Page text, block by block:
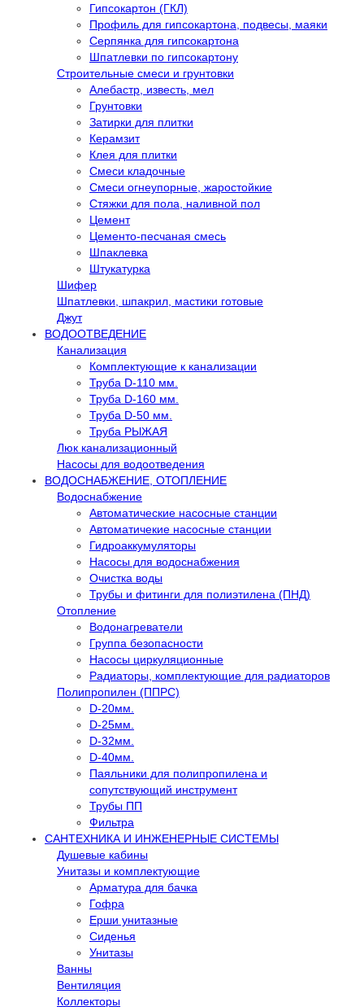
Гипсокартон (ГКЛ)
Профиль для гипсокартона, подвесы, маяки
Серпянка для гипсокартона
Шпатлевки по гипсокартону
Строительные смеси и грунтовки
Алебастр, известь, мел
Грунтовки
Затирки для плитки
Керамзит
Клея для плитки
Смеси кладочные
Смеси огнеупорные, жаростойкие
Стяжки для пола, наливной пол
Цемент
Цементо-песчаная смесь
Шпаклевка
Штукатурка
Шифер
Шпатлевки, шпакрил, мастики готовые
Джут
ВОДООТВЕДЕНИЕ
Канализация
Комплектующие к канализации
Труба D-110 мм.
Труба D-160 мм.
Труба D-50 мм.
Труба РЫЖАЯ
Люк канализационный
Насосы для водоотведения
ВОДОСНАБЖЕНИЕ, ОТОПЛЕНИЕ
Водоснабжение
Автоматичеcкие насосные станции
Автоматичекие насосные станции
Гидроаккумуляторы
Насосы для водоснабжения
Очистка воды
Трубы и фитинги для полиэтилена (ПНД)
Отопление
Водонагреватели
Группа безопасности
Насосы циркуляционные
Радиаторы, комплектующие для радиаторов
Полипропилен (ППРС)
D-20мм.
D-25мм.
D-32мм.
D-40мм.
Паяльники для полипропилена и
сопутствующий инструмент
Трубы ПП
Фильтра
САНТЕХНИКА И ИНЖЕНЕРНЫЕ СИСТЕМЫ
Душевые кабины
Унитазы и комплектующие
Арматура для бачка
Гофра
Ерши унитазные
Сиденья
Унитазы
Ванны
Вентиляция
Коллекторы